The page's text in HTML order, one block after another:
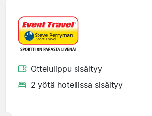
Ottelulippu sisältyy
2 yötä hotellissa sisältyy